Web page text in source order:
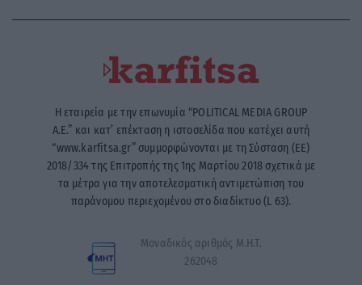
Η εταιρεία με την επωνυμία “POLITICAL MEDIA GROUP
A.E.” και κατ’ επέκταση η ιστοσελίδα που κατέχει αυτή
“www.karfitsa.gr” συμμορφώνονται με τη Σύσταση (ΕΕ)
2018/334 της Επιτροπής της 1ης Μαρτίου 2018 σχετικά με
τα μέτρα για την αποτελεσματική αντιμετώπιση του
παράνομου περιεχομένου στο διαδίκτυο (L 63).
Μοναδικός αριθμός Μ.Η.Τ.
262048